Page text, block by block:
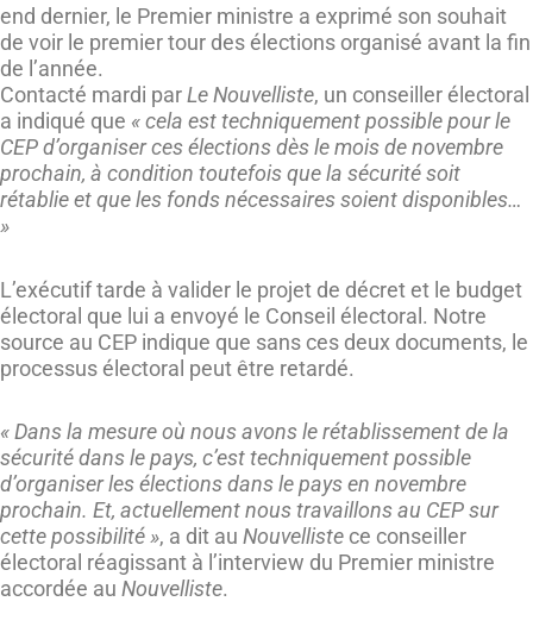
end dernier, le Premier ministre a exprimé son souhait
de voir le premier tour des élections organisé avant la fin
de l’année.
Contacté mardi parLe Nouvelliste, un conseiller électoral
a indiqué que « cela est techniquement possible pour le
CEP d’organiser ces élections dès le mois de novembre
prochain, à condition toutefois que la sécurité soit
rétablie et que les fonds nécessaires soient disponibles…
»
L’exécutif tarde à valider le projet de décret et le budget
électoral que lui a envoyé le Conseil électoral. Notre
source au CEP indique que sans ces deux documents, le
processus électoral peut être retardé.
« Dans la mesure où nous avons le rétablissement de la
sécurité dans le pays, c’est techniquement possible
d’organiser les élections dans le pays en novembre
prochain. Et, actuellement nous travaillons au CEP sur
cette possibilité », a dit au Nouvelliste ce conseiller
électoral réagissant à l’interview du Premier ministre
accordée au Nouvelliste.